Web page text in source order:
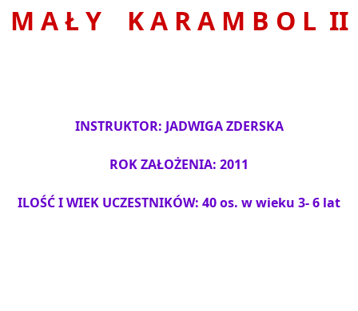
M A Ł Y K A R A M B O L II
INSTRUKTOR: JADWIGA ZDERSKA
ROK ZAŁOŻENIA: 2011
ILOŚĆ I WIEK UCZESTNIKÓW: 40os. w wieku 3- 6 lat